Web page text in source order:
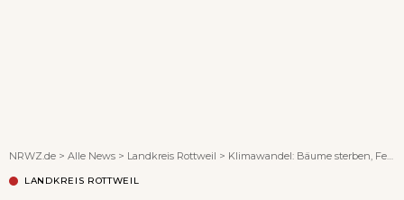
NRWZ.de > Alle News > Landkreis Rottweil > Klimawandel: Bäume sterben, Felsen poltern ins Tal
LANDKREIS ROTTWEIL